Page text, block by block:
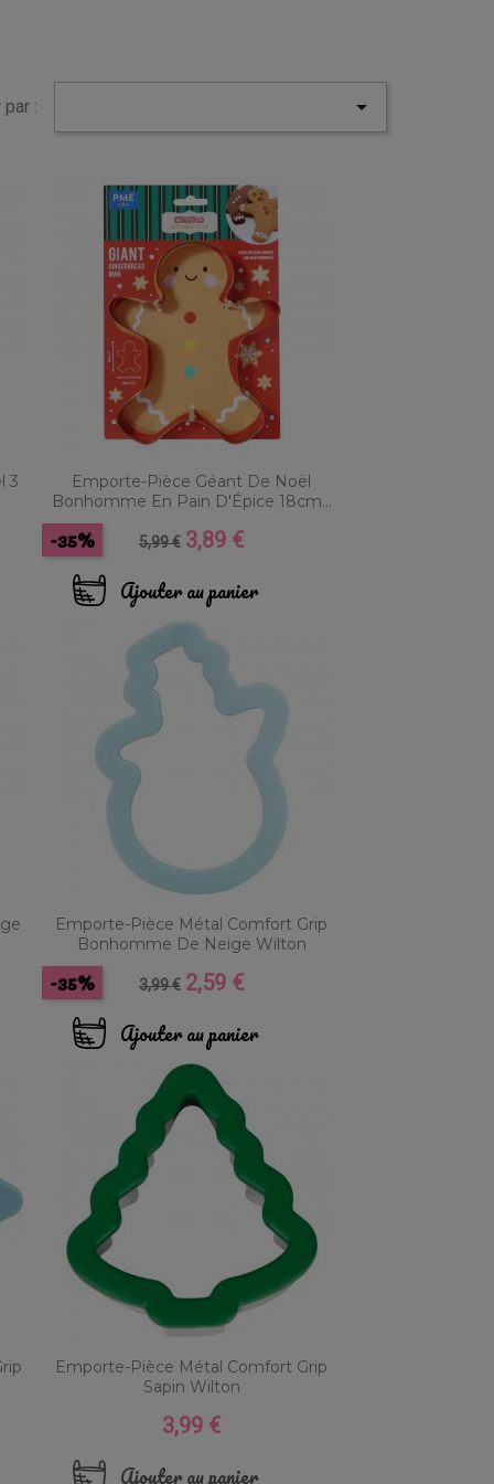
par : 
3
Emporte-Pièce Géant De Noël
Bonhomme En Pain D'Épice 18cm...
Prix
base
5,99 €
-35% Prix
3,89 €
Ajouter au panier
Emporte-Pièce Métal Comfort Grip
Bonhomme De Neige Wilton
Prix
base
3,99 €
-35% Prix
2,59 €
Ajouter au panier
Emporte-Pièce Métal Comfort Grip
Sapin Wilton
Prix
3,99 €
Ajouter au panier